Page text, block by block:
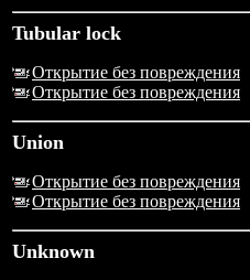
Tubular lock
Открытие без повреждения
Открытие без повреждения
Union
Открытие без повреждения
Открытие без повреждения
Unknown